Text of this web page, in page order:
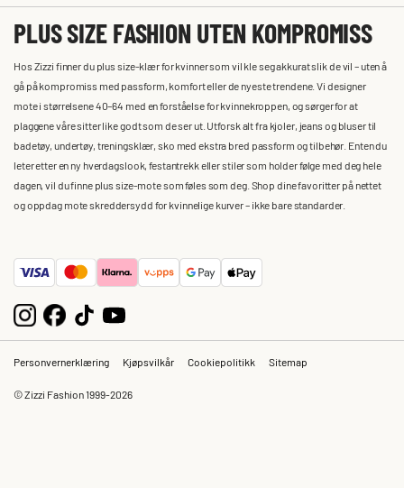
PLUS SIZE FASHION UTEN KOMPROMISS
Hos Zizzi finner du plus size-klær for kvinner som vil kle seg akkurat slik de vil – uten å
gå på kompromiss med passform, komfort eller de nyeste trendene. Vi designer
mote i størrelsene 40–64 med en forståelse for kvinnekroppen, og sørger for at
plaggene våre sitter like godt som de ser ut. Utforsk alt fra kjoler, jeans og bluser til
badetøy, undertøy, treningsklær, sko med ekstra bred passform og tilbehør. Enten du
leter etter en ny hverdagslook, festantrekk eller stiler som holder følge med deg hele
dagen, vil du finne plus size-mote som føles som deg. Shop dine favoritter på nettet
og oppdag mote skreddersydd for kvinnelige kurver – ikke bare standarder.
Personvernerklæring Kjøpsvilkår Cookiepolitikk Sitemap
© Zizzi Fashion 1999-2026